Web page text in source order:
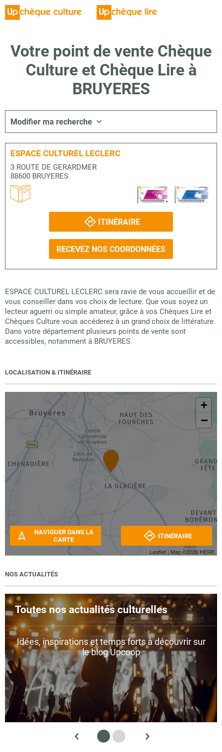
Votre point de vente Chèque
Culture et Chèque Lire à
BRUYERES
Modifier ma recherche
ESPACE CULTUREL LECLERC
3 ROUTE DE GERARDMER
88600 BRUYERES
ITINÉRAIRE
RECEVEZ NOS COORDONNÉES
ESPACE CULTUREL LECLERC sera ravie de vous accueillir et de
vous conseiller dans vos choix de lecture. Que vous soyez un
lecteur aguerri ou simple amateur, grâce à vos Chèques Lire et
Chèques Culture vous accéderez à un grand choix de littérature.
Dans votre département plusieurs points de vente sont
accessibles, notamment à BRUYERES.
LOCALISATION & ITINÉRAIRE
+
−
Leaflet | Map ©2026 HERE
NAVIGUER DANS LA
CARTE
ITINÉRAIRE
NOS ACTUALITÉS
Toutes nos actualités culturelles
Idées, inspirations et temps forts à découvrir sur
le blog Upcoop